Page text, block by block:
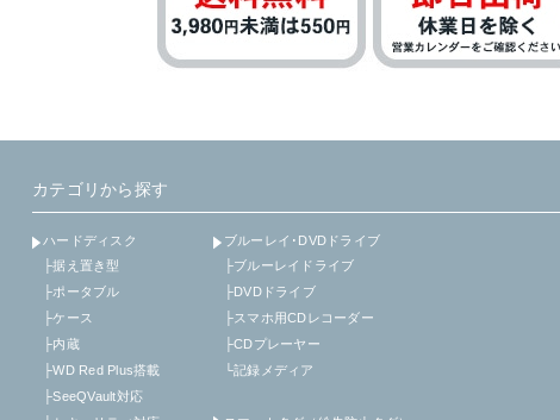
カテゴリから探す
ハードディスク
├据え置き型
├ポータブル
├ケース
├内蔵
├WD Red Plus搭載
├SeeQVault対応
ブルーレイ･DVDドライブ
├ブルーレイドライブ
├DVDドライブ
├スマホ用CDレコーダー
├CDプレーヤー
└記録メディア